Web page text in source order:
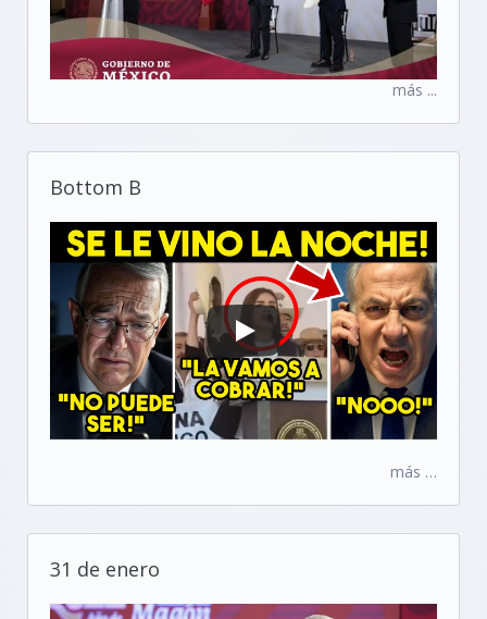
más ...
Bottom B
más …
31 de enero